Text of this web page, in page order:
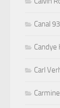
Canal 93
Candye
Carl